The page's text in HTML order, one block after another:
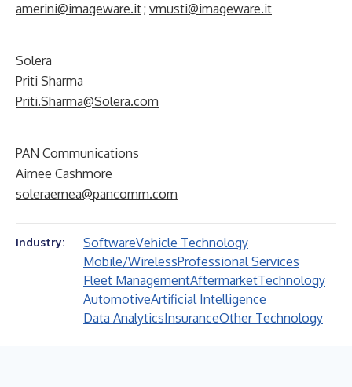
amerini@imageware.it; vmusti@imageware.it
Solera
Priti Sharma
Priti.Sharma@Solera.com
PAN Communications
Aimee Cashmore
soleraemea@pancomm.com
Industry: SoftwareVehicle Technology
Mobile/WirelessProfessional Services
Fleet ManagementAftermarketTechnology
AutomotiveArtificial Intelligence
Data AnalyticsInsuranceOther Technology